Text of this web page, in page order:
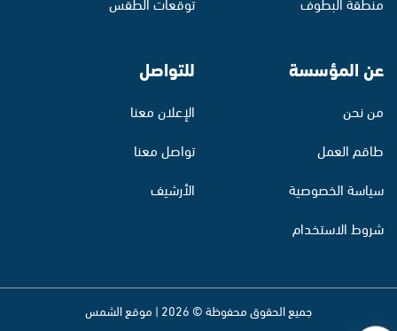
عن المؤسسة
من نحن
طاقم العمل
سياسة الخصوصية
شروط الاستخدام
للتواصل
الإعلان معنا
تواصل معنا
الأرشيف
جميع الحقوق محفوظة © 2026 | موقع الشمس